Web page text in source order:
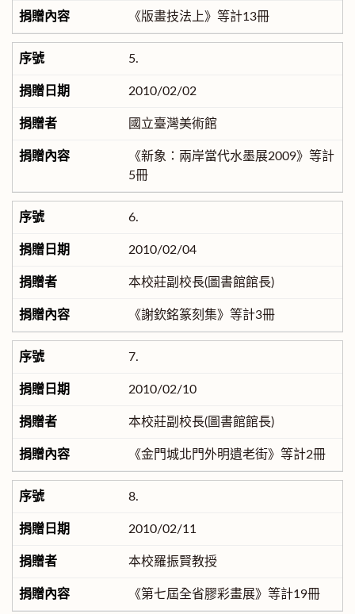
《版畫技法上》等計13冊
5.
2010/02/02
國立臺灣美術館
《新象：兩岸當代水墨展2009》等計
5冊
6.
2010/02/04
本校莊副校長(圖書館館長)
《謝欽銘篆刻集》等計3冊
7.
2010/02/10
本校莊副校長(圖書館館長)
《金門城北門外明遺老街》等計2冊
8.
2010/02/11
本校羅振賢教授
《第七屆全省膠彩畫展》等計19冊